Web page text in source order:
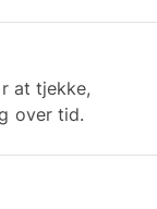
at tjekke,
over tid.